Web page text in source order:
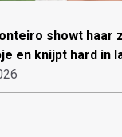
showt haar
en knijpt hard in